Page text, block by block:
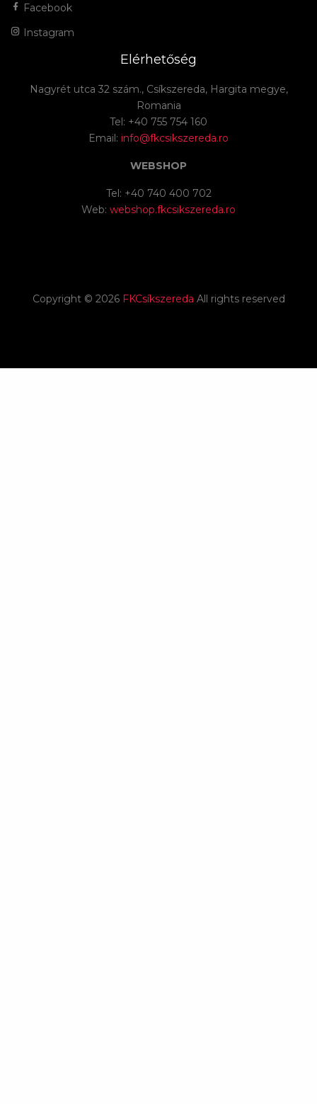
Facebook
Instagram
Elérhetőség
Nagyrét utca 32 szám., Csíkszereda, Hargita megye,
Romania
Tel: +40 755 754 160
Email: info@fkcsikszereda.ro
WEBSHOP
Tel: +40 740 400 702
Web: webshop.fkcsikszereda.ro
Copyright © 2026 FKCsíkszereda All rights reserved